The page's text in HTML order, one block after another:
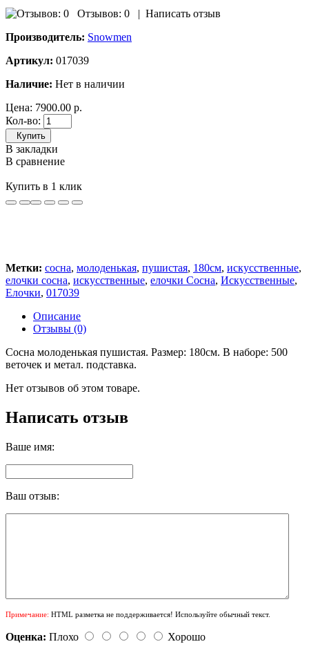
Отзывов: 0 | Написать отзыв
Производитель: Snowmen
Артикул: 017039
Наличие: Нет в наличии
Цена: 7900.00 р.
Кол-во:
Купить
В закладки
В сравнение
Купить в 1 клик
Метки: сосна, молоденькая, пушистая, 180см, искусственные,
елочки сосна, искусственные, елочки Сосна, Искусственные,
Елочки, 017039
Описание
Отзывы (0)
Сосна молоденькая пушистая. Размер: 180см. В наборе: 500
веточек и метал. подставка.
Нет отзывов об этом товаре.
Написать отзыв
Ваше имя:
Ваш отзыв:
Примечание: HTML разметка не поддерживается! Используйте обычный текст.
Оценка: Плохо
Хорошо